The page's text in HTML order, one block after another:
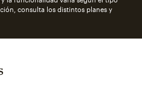
consulta los distintos planes y